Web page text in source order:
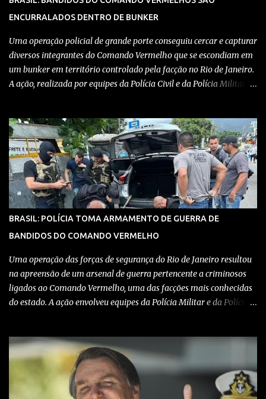
ENCURRALADOS DENTRO DE BUNKER
Uma operação policial de grande porte conseguiu cercar e capturar
diversos integrantes do Comando Vermelho que se escondiam em
um bunker em território controlado pela facção no Rio de Janeiro.
A ação, realizada por equipes da Polícia Civil e da Polícia Militar,
de coordenar atividades criminosas na região. Confira detalhes no
vídeo: Clique aqui para ter acesso ao livro O Brasil e a pandemia de
absurdos, escrito por juristas, economistas, jornalistas e
profissionais da saúde conservadores sobre os absurdos
praticados durante a pandemia de Covid-19, como tiranias,
campanhas anticientíficas, atos de corrupção,
inconstitucionalidades por notáveis autoridades, fraudes e muito
perseguidos por políticos e seus assessores nos grupos de
WhatsApp! Garanta acesso ao nosso conteúdo clicando aqui , para
entrar no grupo do Whats...
BRASIL: POLÍCIA TOMA ARMAMENTO DE GUERRA DE
BANDIDOS DO COMANDO VERMELHO
Uma operação das forças de segurança do Rio de Janeiro resultou
na apreensão de um arsenal de guerra pertencente a criminosos
ligados ao Comando Vermelho, uma das facções mais conhecidas
do estado. A ação envolveu equipes da Polícia Militar e da Polícia
confrontos com grupos rivais e com as próprias forças de
segurança. Confira detalhes no vídeo: Clique aqui para ter acesso
ao livro O Brasil e a pandemia de absurdos, escrito por juristas,
economistas, jornalistas e profissionais da saúde conservadores